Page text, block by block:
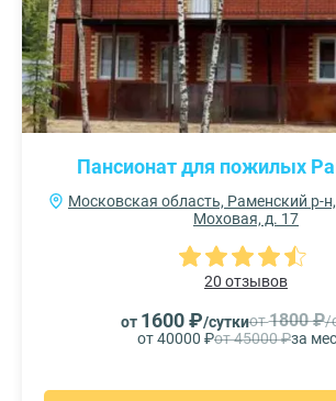
Пансионат для пожилых
Московская область, Раменский р-
Моховая, д. 17
20 отзывов
от 1600 ₽/суткиот1800 ₽/
от 40000 ₽от 45000 ₽за